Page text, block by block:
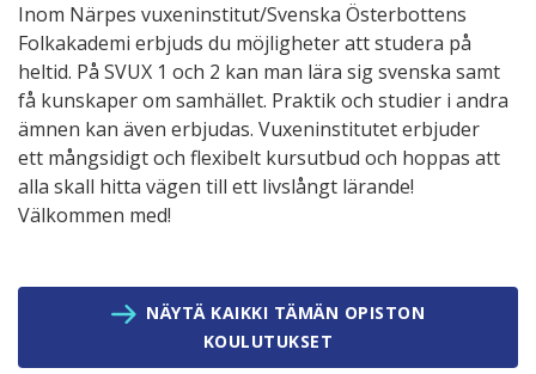
Inom Närpes vuxeninstitut/Svenska Österbottens
Folkakademi erbjuds du möjligheter att studera på
heltid. På SVUX 1 och 2 kan man lära sig svenska samt
få kunskaper om samhället. Praktik och studier i andra
ämnen kan även erbjudas. Vuxeninstitutet erbjuder
ett mångsidigt och flexibelt kursutbud och hoppas att
alla skall hitta vägen till ett livslångt lärande!
Välkommen med!
NÄYTÄ KAIKKI TÄMÄN OPISTON
KOULUTUKSET